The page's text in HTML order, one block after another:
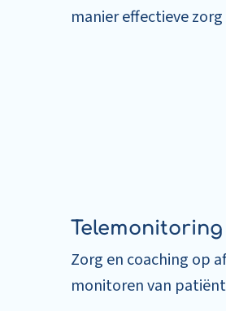
manier effectieve
Telemonitoring
Zorg en coaching op
monitoren van